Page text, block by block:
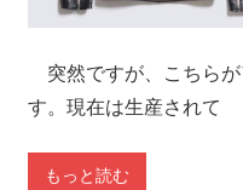
突然ですが、こちら
す。現在は生産されて
もっと読む